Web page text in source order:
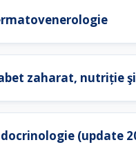
zaharat, nutriție
(update